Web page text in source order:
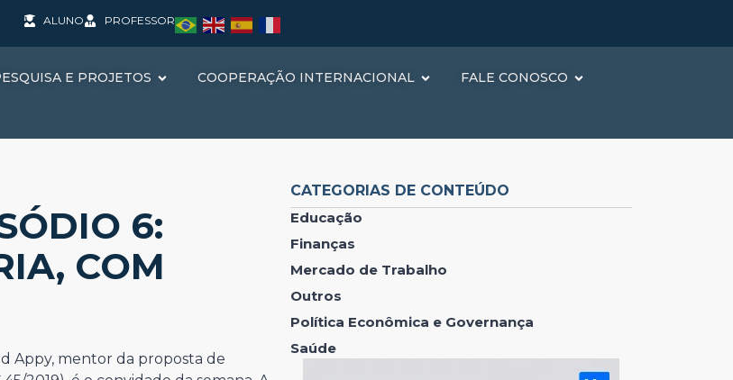
ALUNO PROFESSOR
E PROJETOS COOPERAÇÃO INTERNACIONAL FALE CONOSCO
6:
COM
Appy, mentor da proposta de
CATEGORIAS DE CONTEÚDO
Educação
Finanças
Mercado de Trabalho
Outros
Política Econômica e Governança
Saúde